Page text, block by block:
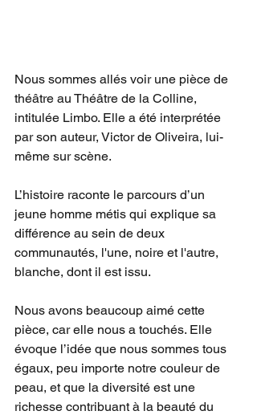
Nous sommes allés voir une pièce de
théâtre au Théâtre de la Colline,
intitulée Limbo. Elle a été interprétée
par son auteur, Victor de Oliveira, lui-
même sur scène.
L’histoire raconte le parcours d’un
jeune homme métis qui explique sa
différence au sein de deux
communautés, l'une, noire et l'autre,
blanche, dont il est issu.
Nous avons beaucoup aimé cette
pièce, car elle nous a touchés. Elle
évoque l’idée que nous sommes tous
égaux, peu importe notre couleur de
peau, et que la diversité est une
richesse contribuant à la beauté du